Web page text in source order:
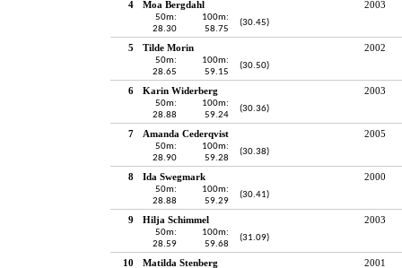
4 Moa Bergdahl 2003
50m:
28.30
100m:
58.75
(30.45)
5 Tilde Morin 2002
50m:
28.65
100m:
59.15
(30.50)
6 Karin Widerberg 2003
50m:
28.88
100m:
59.24
(30.36)
7 Amanda Cederqvist 2005
50m:
28.90
100m:
59.28
(30.38)
8 Ida Swegmark 2000
50m:
28.88
100m:
59.29
(30.41)
9 Hilja Schimmel 2003
50m:
28.59
100m:
59.68
(31.09)
10 Matilda Stenberg 2001